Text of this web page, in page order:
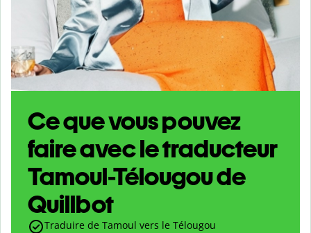
Ce que vous pouvez
faire avec le traducteur
Tamoul-Télougou de
Quillbot
Traduire de Tamoul vers le Télougou